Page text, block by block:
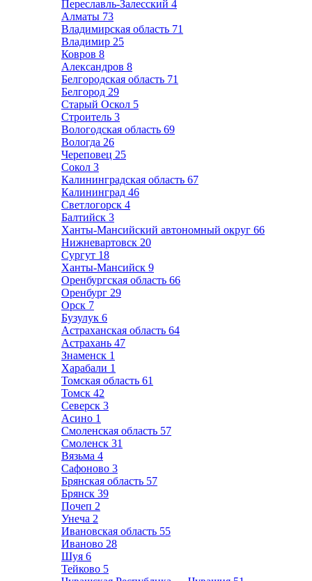
Переславль-Залесский 4
Алматы 73
Владимирская область 71
Владимир 25
Ковров 8
Александров 8
Белгородская область 71
Белгород 29
Старый Оскол 5
Строитель 3
Вологодская область 69
Вологда 26
Череповец 25
Сокол 3
Калининградская область 67
Калининград 46
Светлогорск 4
Балтийск 3
Ханты-Мансийский автономный округ 66
Нижневартовск 20
Сургут 18
Ханты-Мансийск 9
Оренбургская область 66
Оренбург 29
Орск 7
Бузулук 6
Астраханская область 64
Астрахань 47
Знаменск 1
Харабали 1
Томская область 61
Томск 42
Северск 3
Асино 1
Смоленская область 57
Смоленск 31
Вязьма 4
Сафоново 3
Брянская область 57
Брянск 39
Почеп 2
Унеча 2
Ивановская область 55
Иваново 28
Шуя 6
Тейково 5